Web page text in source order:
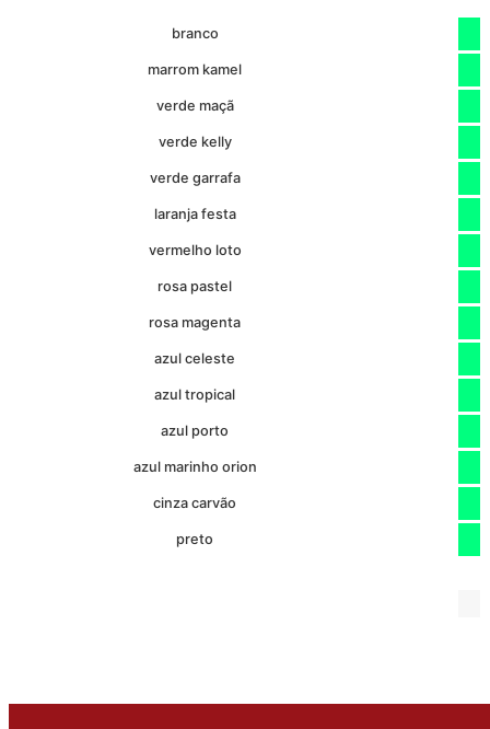
branco
marrom kamel
verde maçã
verde kelly
verde garrafa
laranja festa
vermelho loto
rosa pastel
rosa magenta
azul celeste
azul tropical
azul porto
azul marinho orion
cinza carvão
preto